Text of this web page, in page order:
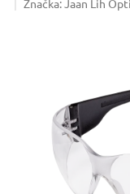
Značka:Jaan Lih